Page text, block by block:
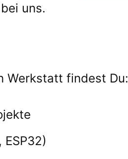
uns.
Werkstatt findest Du:
ESP32)